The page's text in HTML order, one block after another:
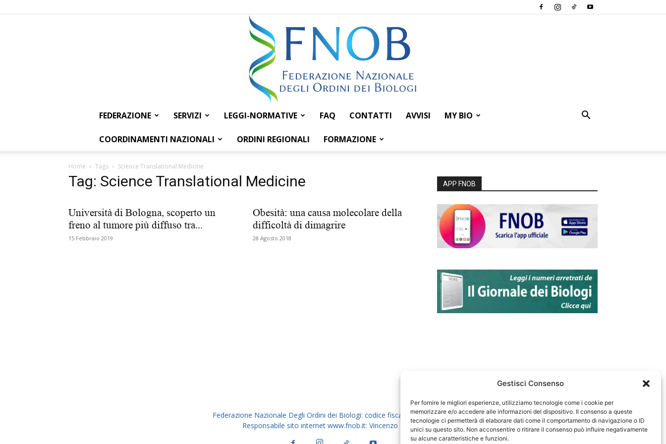
Gestisci Consenso
Per fornire le migliori esperienze, utilizziamo tecnologie come i cookie per
memorizzare e/o accedere alle informazioni del dispositivo. Il consenso a queste
tecnologie ci permetterà di elaborare dati come il comportamento di navigazione o ID
unici su questo sito. Non acconsentire o ritirare il consenso può influire negativamente
su alcune caratteristiche e funzioni.
Federazione
FEDERAZIONE SERVIZI LEGGI-NORMATIVE FAQ CONTATTI AVVISI MY BIO
COORDINAMENTI NAZIONALI ORDINI REGIONALI FORMAZIONE
Home Tags Science Translational Medicine
Tag: Science Translational Medicine
Università di Bologna, scoperto un
freno al tumore più diffuso tra...
15 Febbraio 2019
Obesità: una causa molecolare della
difficoltà di dimagrire
28 Agosto 2018
APP FNOB
Federazione Nazionale Degli Ordini dei Biologi: codice fiscale 80069130583
Responsabile sito internet www.fnob.it: Vincenzo D'Anna